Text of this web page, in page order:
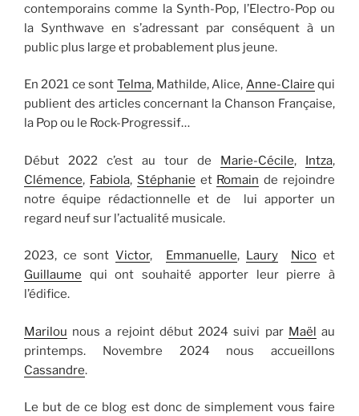
contemporains comme la Synth-Pop, l’Electro-Pop ou
la Synthwave en s’adressant par conséquent à un
public plus large et probablement plus jeune.
En 2021 ce sont Telma, Mathilde, Alice, Anne-Claire qui
publient des articles concernant la Chanson Française,
la Pop ou le Rock-Progressif…
Début 2022 c’est au tour de Marie-Cécile, Intza,
Clémence, Fabiola, Stéphanie et Romain de rejoindre
notre équipe rédactionnelle et de lui apporter un
regard neuf sur l’actualité musicale.
2023, ce sontVictor, Emmanuelle, Laury Nicoet
Guillaume qui ont souhaité apporter leur pierre à
l’édifice.
Marilou nous a rejoint début 2024 suivi par Maël au
printemps. Novembre 2024 nous accueillons
Cassandre.
Le but de ce blog est donc de simplement vous faire